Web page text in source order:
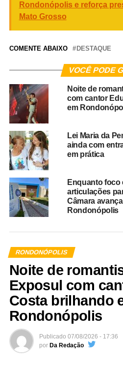
Rondonópolis e reforça
Mato Grosso
COMENTE ABAIXO DESTAQUE
VOCÊ PODE
Noite de
com cantor
em
Lei Maria da
ainda com
em prática
Enquanto foco
articulações
Câmara
Rondonópolis
RONDONÓPOLIS
Noite de
Exposul com
Costa brilhando
Rondonópolis
Publicado 07/08/2026 - 17:36
por Da Redação